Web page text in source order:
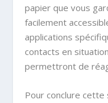
papier que vous
facilement
applications
contacts en
permettront de
Pour conclure